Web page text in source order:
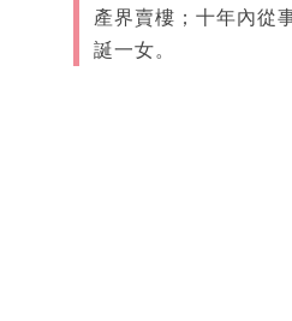
產界賣樓；十年內從
誕一女。